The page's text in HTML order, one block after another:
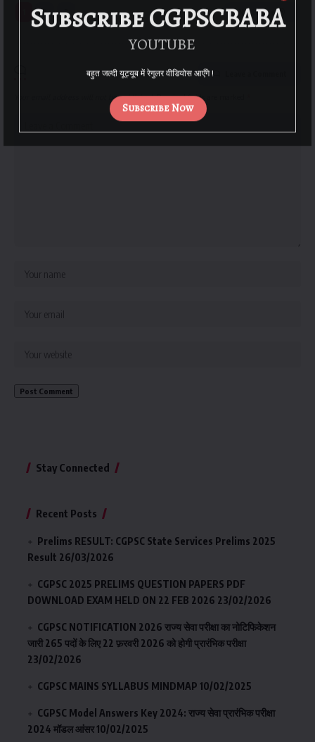
2 3 Next Page
Your email address will not be published. Required fields are marked
Stay Connected
Recent Posts
Prelims RESULT: CGPSC State Services Prelims 2025
Result 26/03/2026
CGPSC 2025 PRELIMS QUESTION PAPERS PDF
DOWNLOAD EXAM HELD ON 22 FEB 2026 23/02/2026
CGPSC NOTIFICATION 2026 राज्य सेवा परीक्षा का नोटिफिकेशन
जारी 265 पदों के लिए 22 फ़रवरी 2026 को होगी प्रारंभिक परीक्षा
23/02/2026
CGPSC MAINS SYLLABUS MINDMAP 10/02/2025
CGPSC Model Answers Key 2024: राज्य सेवा प्रारंभिक परीक्षा
2024 मॉडल आंसर 10/02/2025
Subscribe CGPSCBABA
YOUTUBE
Subscribe Now
बहुत जल्दी यूट्यूब में रेगुलर वीडियोस आएँगे !